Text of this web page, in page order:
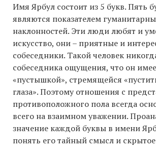
Имя Ярбул состоит из 5 букв. Пять
являются показателем
наклонностей. Эти люди любят и
искусство, они – приятные и
собеседники. Такой человек
собеседника ощущения, что он
«пустышкой», стремящейся
глаза». Поэтому отношения с
противоположного пола всегда
всего на взаимном уважении.
значение каждой буквы в имени
понять его тайный смысл и